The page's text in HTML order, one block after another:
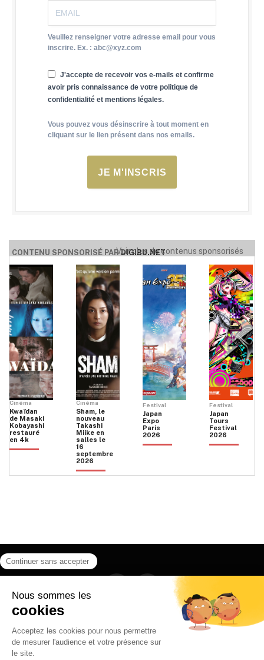
Veuillez renseigner votre adresse email pour vous
inscrire. Ex. : abc@xyz.com
J'accepte de recevoir vos e-mails et confirme
avoir pris connaissance de votre politique de
confidentialité et mentions légales.
Vous pouvez vous désinscrire à tout moment en
cliquant sur le lien présent dans nos emails.
JE M'INSCRIS
CONTENU SPONSORISÉ PARDIGIBU.NET
Voir plus de contenus sponsorisés
Cinéma
Kwaïdan
de Masaki
Kobayashi
restauré
en 4k
Cinéma
Sham, le
nouveau
Takashi
Miike en
salles le
16
septembre
2026
Festival
Japan
Expo
Paris
2026
Festival
Japan
Tours
Festival
2026
Instagram
CONTACT
POLITIQUE DE CONFIDENTIALITÉ